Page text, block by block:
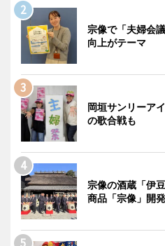
宗像で「夫婦会
向上がテーマ
岡垣サンリーア
の歌合戦も
宗像の酒蔵「伊
商品「宗像」開